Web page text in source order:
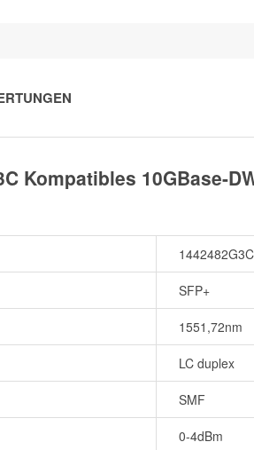
Kompatibles 10GBase-
1442482G3C
SFP+
1551,72nm
LC duplex
SMF
0-4dBm